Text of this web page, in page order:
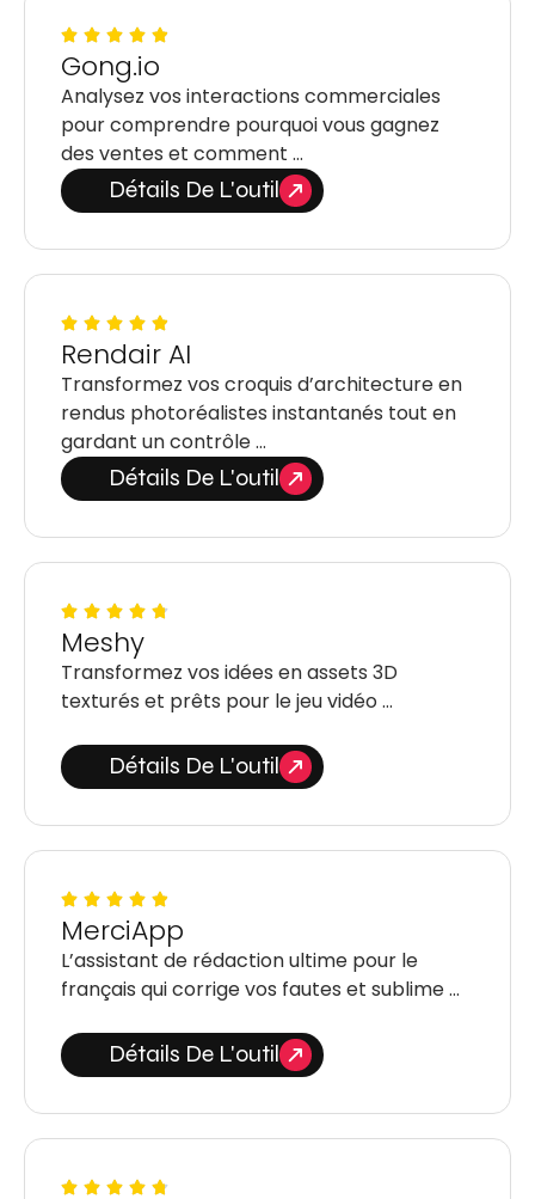
Gong.io
Analysez vos interactions commerciales
pour comprendre pourquoi vous gagnez
des ventes et comment …
Détails De L'outil
Rendair AI
Transformez vos croquis d’architecture en
rendus photoréalistes instantanés tout en
gardant un contrôle …
Détails De L'outil
Meshy
Transformez vos idées en assets 3D
texturés et prêts pour le jeu vidéo …
Détails De L'outil
MerciApp
L’assistant de rédaction ultime pour le
français qui corrige vos fautes et sublime …
Détails De L'outil